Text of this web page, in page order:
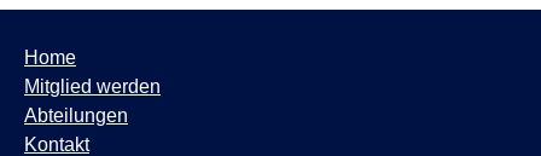
Home
Mitglied werden
Abteilungen
Kontakt